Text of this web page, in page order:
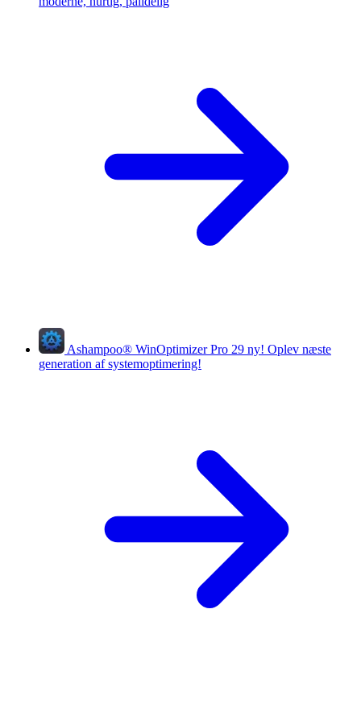
Ashampoo® WinOptimizer Pro 29 ny! Oplev næste
generation af systemoptimering!